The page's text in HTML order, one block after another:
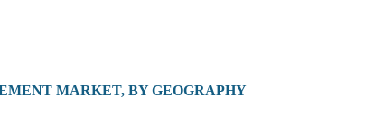
MARKET, BY GEOGRAPHY